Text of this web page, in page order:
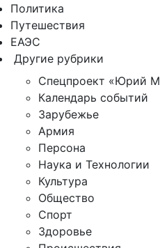
Политика
Путешествия
ЕАЭС
Другие рубрики
Спецпроект «Юрий
Календарь событий
Зарубежье
Армия
Персона
Наука и Технологии
Культура
Общество
Спорт
Здоровье